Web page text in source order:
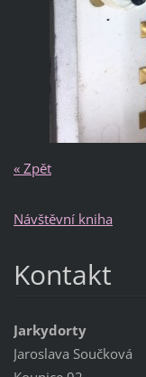
« Zpět
Návštěvní kniha
Kontakt
Jarkydorty
Jaroslava Součková